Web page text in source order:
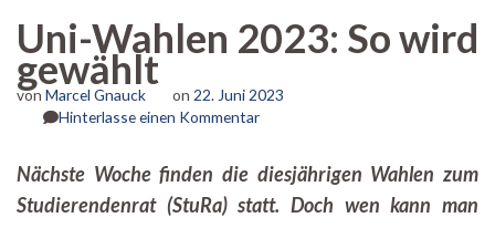
Uni-Wahlen 2023: So wird
gewählt
von Marcel Gnauck on 22. Juni 2023
Hinterlasse einen Kommentarzu
2023:
So
Nächste Woche finden die diesjährigen Wahlen zum
Studierendenrat (StuRa) statt. Doch wen kann man